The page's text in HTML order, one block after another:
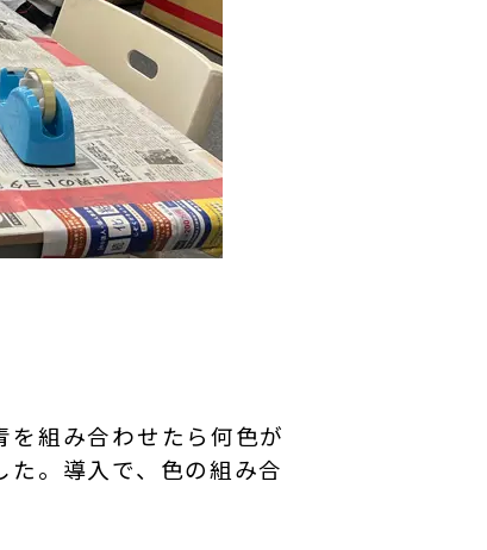
組み合わせたら何色が
。導入で、色の組み合